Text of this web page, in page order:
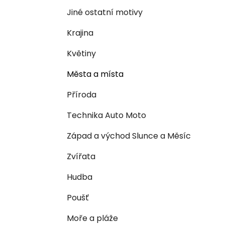
Jiné ostatní motivy
Krajina
Květiny
Města a místa
Příroda
Technika Auto Moto
Západ a východ Slunce a Měsíc
Zvířata
Hudba
Poušť
Moře a pláže